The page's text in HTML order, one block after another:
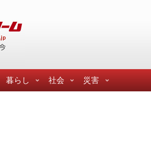
暮らし 社会 災害